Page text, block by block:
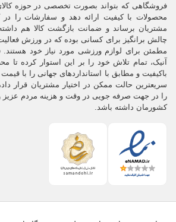
برعکس چیزی که تصور می‌کنیم نقش محافظ دهانی
محافظت از بافت نرم و سخت دهان نمی‌شود.
گارد دهانیمی‌تواند از خونریزی سربرال،شکستن
ممانعت از جمع شدن فک پایین به سمت فک بالا در
پیشگیری به عمل بیاورد.
این وسیله‌های ورزشی در شکل و عملکرد، متفاوت
Nightguard) است، که توسط دندانپزشک جهت
دندان‌ها روی‌هم یا برای سفید کردن دندان‌ها،
انواع محافظ‌ های دهانی :
فروشگاهی که بتواند بصورت تخصصی در حوزه
محصولات با کیفیت ارائه دهد و سفارشات را
مشتریان برساند و ضمانت بازگشت کالا هم
چالش برانگیز برای کسانی بوده که در ورزش
مطمئن برای لوازم ورزشی مورد نیاز خود
آنیک، تمام تلاش خود را بر این استوار کرده تا
باکیفیت و مطابق با استانداردهای جهانی را با
سریعترین حالت ممکن در اختیار مشتریان قرار
را در جهت صرفه جویی در وقت و هزینه مردم
کشورمان داشته باشد.